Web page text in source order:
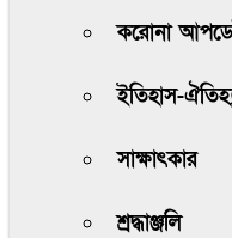
করোনা
ইতিহাস-
সাক্ষাৎকার
শ্রদ্ধাঞ্জলি